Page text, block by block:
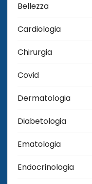
Bellezza
Cardiologia
Chirurgia
Covid
Dermatologia
Diabetologia
Ematologia
Endocrinologia